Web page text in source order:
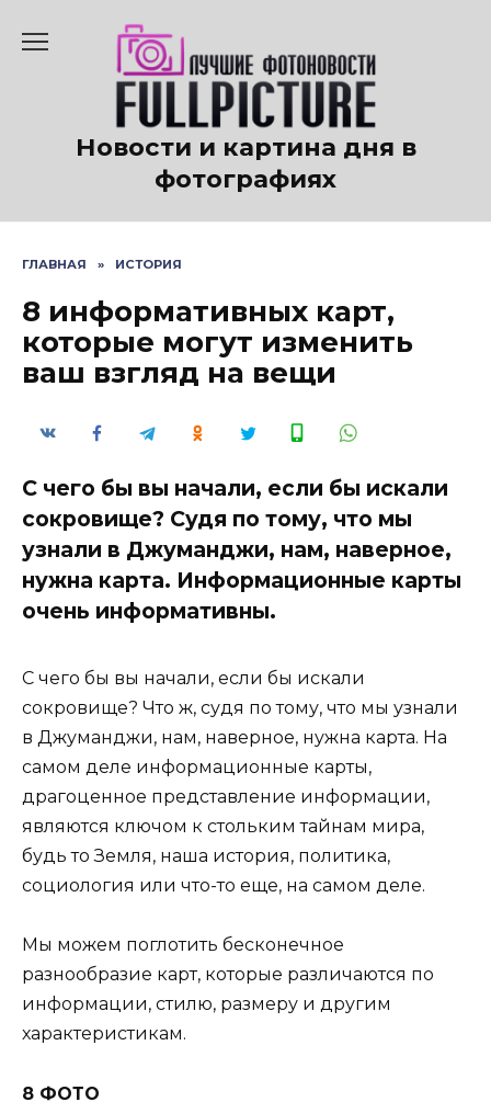
содержанию
Новости и картина дня в
фотографиях
ГЛАВНАЯ » ИСТОРИЯ
8 информативных карт,
которые могут изменить
ваш взгляд на вещи
С чего бы вы начали, если бы искали
сокровище? Судя по тому, что мы
узнали в Джуманджи, нам, наверное,
нужна карта. Информационные карты
очень информативны.
С чего бы вы начали, если бы искали
сокровище? Что ж, судя по тому, что мы узнали
в Джуманджи, нам, наверное, нужна карта. На
самом деле информационные карты,
драгоценное представление информации,
являются ключом к стольким тайнам мира,
будь то Земля, наша история, политика,
социология или что-то еще, на самом деле.
Мы можем поглотить бесконечное
разнообразие карт, которые различаются по
информации, стилю, размеру и другим
характеристикам.
8 ФОТО